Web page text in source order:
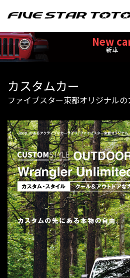
New
新車
カスタムカー
ファイブスター東都オリジナル